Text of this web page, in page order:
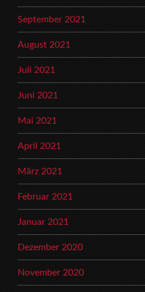
September 2021
August 2021
Juli 2021
Juni 2021
Mai 2021
April 2021
März 2021
Februar 2021
Januar 2021
Dezember 2020
November 2020